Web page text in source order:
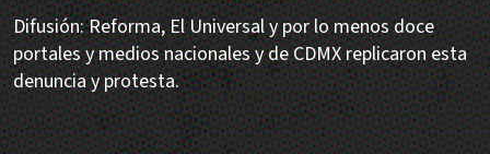
Difusión: Reforma, El Universal y por lo menos doce
portales y medios nacionales y de CDMX replicaron esta
denuncia y protesta.